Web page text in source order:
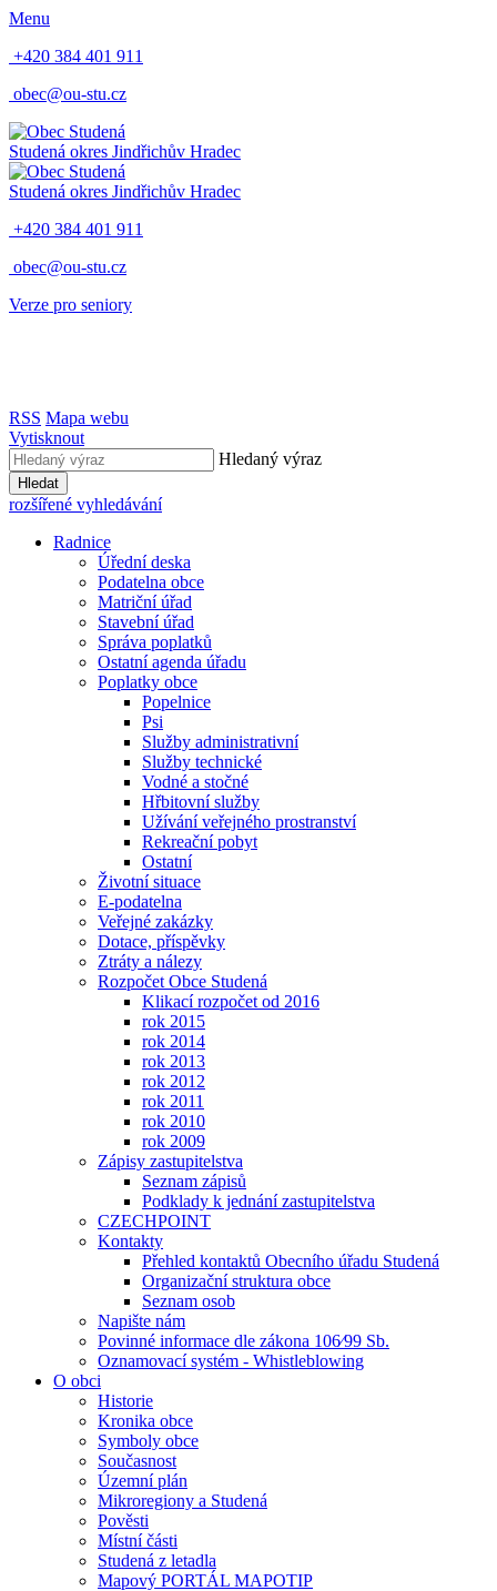
Menu
+420 384 401 911
obec@ou-stu.cz
Studená okres Jindřichův Hradec
Studená okres Jindřichův Hradec
+420 384 401 911
obec@ou-stu.cz
Verze pro seniory
RSS Mapa webu
Vytisknout
Hledaný výraz
Hledat
rozšířené vyhledávání
Radnice
Úřední deska
Podatelna obce
Matriční úřad
Stavební úřad
Správa poplatků
Ostatní agenda úřadu
Poplatky obce
Popelnice
Psi
Služby administrativní
Služby technické
Vodné a stočné
Hřbitovní služby
Užívání veřejného prostranství
Rekreační pobyt
Ostatní
Životní situace
E-podatelna
Veřejné zakázky
Dotace, příspěvky
Ztráty a nálezy
Rozpočet Obce Studená
Klikací rozpočet od 2016
rok 2015
rok 2014
rok 2013
rok 2012
rok 2011
rok 2010
rok 2009
Zápisy zastupitelstva
Seznam zápisů
Podklady k jednání zastupitelstva
CZECHPOINT
Kontakty
Přehled kontaktů Obecního úřadu Studená
Organizační struktura obce
Seznam osob
Napište nám
Povinné informace dle zákona 106⁄99 Sb.
Oznamovací systém - Whistleblowing
O obci
Historie
Kronika obce
Symboly obce
Současnost
Územní plán
Mikroregiony a Studená
Pověsti
Místní části
Studená z letadla
Mapový PORTÁL MAPOTIP